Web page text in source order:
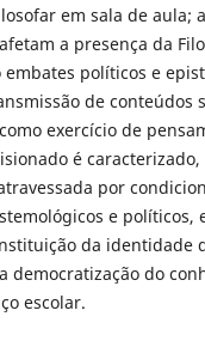
em sala de aula;
a presença da
políticos e
de conteúdos
exercício de
é caracterizado,
por
e políticos,
da identidade
democratização do
escolar.